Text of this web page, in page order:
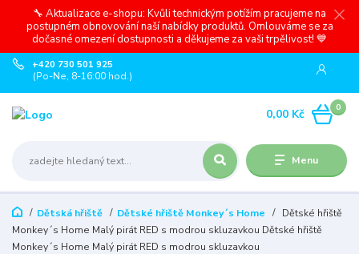
🔧 Aktualizace e-shopu: Kvůli technickým potížím pracujeme na
postupném obnovování naší nabídky produktů. Omlouváme se za
dočasné omezení dostupnosti a děkujeme za vaši trpělivost! 💙
Menu
+420 730 501 925
(Po-Ne, 8-16:00 hod.)
0
0,00 Kč
Dětská hřiště Dětské hřiště Monkey´s Home
Dětské hřiště
Monkey´s Home Malý pirát RED s modrou skluzavkou Dětské hřiště
Monkey´s Home Malý pirát RED s modrou skluzavkou